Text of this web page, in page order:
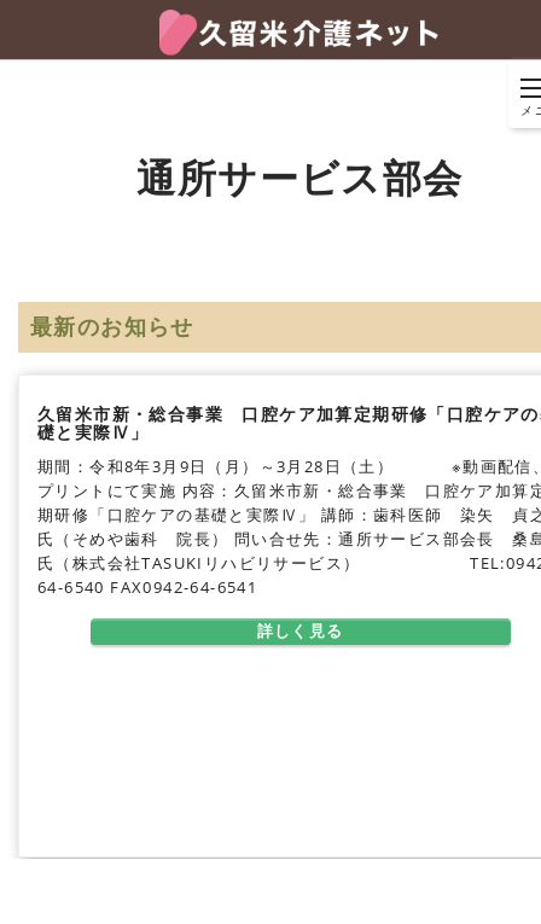
メ
通所サービス部会
最新のお知らせ
久留米市新・総合事業 口腔ケア加算定期研修「口腔ケア
礎と実際Ⅳ」
期間：令和8年3月9日（月）～3月28日（土）
※動画配信
プリントにて実施 内容：久留米市新・総合事業 口腔ケア加算
期研修「口腔ケアの基礎と実際Ⅳ」 講師：歯科医師 染矢 貞
氏（そめや歯科 院長） 問い合せ先：通所サービス部会長 桑
氏（株式会社TASUKIリハビリサービス）
64-6540 FAX0942-64-6541
詳しく見る